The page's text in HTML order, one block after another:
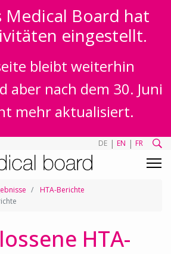
Medical Board hat
eingestellt.
bleibt weiterhin
aber nach dem 30. Juni
mehr aktualisiert.
DE | EN | FR
HTA-Berichte
HTA-